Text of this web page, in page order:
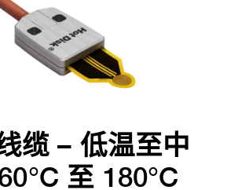
缆 – 低温至中
至 180°C